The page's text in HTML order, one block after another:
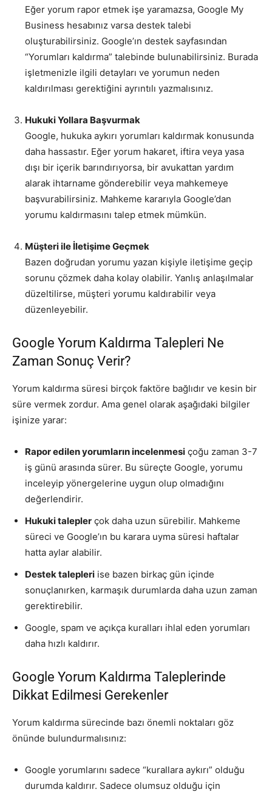
Eğer yorum rapor etmek işe yaramazsa, Google My
Business hesabınız varsa destek talebi
oluşturabilirsiniz. Google’ın destek sayfasından
“Yorumları kaldırma” talebinde bulunabilirsiniz. Burada
işletmenizle ilgili detayları ve yorumun neden
kaldırılması gerektiğini ayrıntılı yazmalısınız.
Hukuki Yollara Başvurmak
Google, hukuka aykırı yorumları kaldırmak konusunda
daha hassastır. Eğer yorum hakaret, iftira veya yasa
dışı bir içerik barındırıyorsa, bir avukattan yardım
alarak ihtarname gönderebilir veya mahkemeye
başvurabilirsiniz. Mahkeme kararıyla Google’dan
yorumu kaldırmasını talep etmek mümkün.
Müşteri ile İletişime Geçmek
Bazen doğrudan yorumu yazan kişiyle iletişime geçip
sorunu çözmek daha kolay olabilir. Yanlış anlaşılmalar
düzeltilirse, müşteri yorumu kaldırabilir veya
düzenleyebilir.
Google Yorum Kaldırma Talepleri Ne
Zaman Sonuç Verir?
Yorum kaldırma süresi birçok faktöre bağlıdır ve kesin bir
süre vermek zordur. Ama genel olarak aşağıdaki bilgiler
işinize yarar:
Rapor edilen yorumların incelenmesi çoğu zaman 3-7
iş günü arasında sürer. Bu süreçte Google, yorumu
inceleyip yönergelerine uygun olup olmadığını
değerlendirir.
Hukuki talepler çok daha uzun sürebilir. Mahkeme
süreci ve Google’ın bu karara uyma süresi haftalar
hatta aylar alabilir.
Destek talepleri ise bazen birkaç gün içinde
sonuçlanırken, karmaşık durumlarda daha uzun zaman
gerektirebilir.
Google, spam ve açıkça kuralları ihlal eden yorumları
daha hızlı kaldırır.
Google Yorum Kaldırma Taleplerinde
Dikkat Edilmesi Gerekenler
Yorum kaldırma sürecinde bazı önemli noktaları göz
önünde bulundurmalısınız:
Google yorumlarını sadece “kurallara aykırı” olduğu
durumda kaldırır. Sadece olumsuz olduğu için